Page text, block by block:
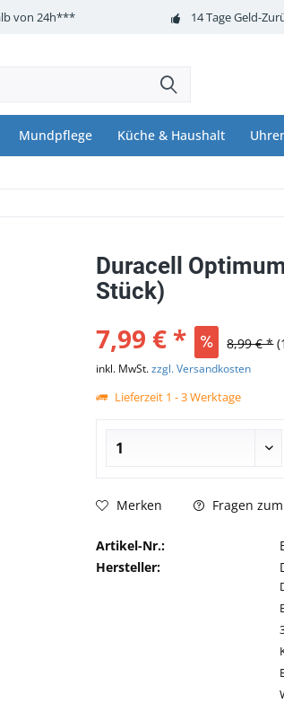
von 24h*** 14 Tage Geld-
Mundpflege Küche & Haushalt
Duracell
Stück)
7,99 € * 8,99 € *
inkl. MwSt.zzgl. Versandkosten
Lieferzeit 1 - 3 Werktage
Merken Fragen
Artikel-Nr.:
Hersteller: